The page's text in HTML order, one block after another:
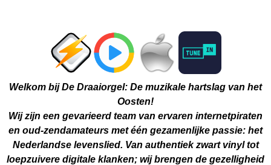
Welkom bij De Draaiorgel: De muzikale hartslag van het
Oosten!
Wij zijn een gevarieerd team van ervaren internetpiraten
en oud-zendamateurs met één gezamenlijke passie: het
Nederlandse levenslied. Van authentiek zwart vinyl tot
loepzuivere digitale klanken; wij brengen de gezelligheid